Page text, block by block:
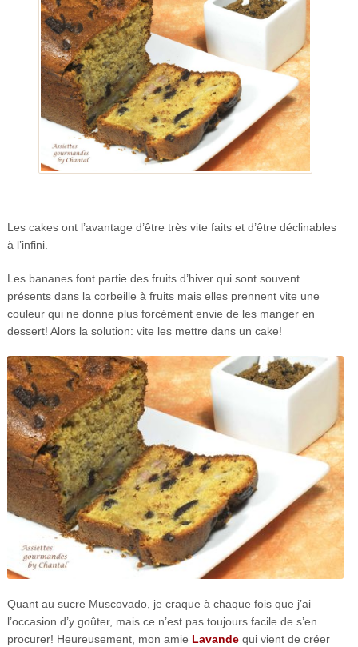
Les cakes ont l’avantage d’être très vite faits et d’être déclinables
à l’infini.
Les bananes font partie des fruits d’hiver qui sont souvent
présents dans la corbeille à fruits mais elles prennent vite une
couleur qui ne donne plus forcément envie de les manger en
dessert! Alors la solution: vite les mettre dans un cake!
Quant au sucre Muscovado, je craque à chaque fois que j’ai
l’occasion d’y goûter, mais ce n’est pas toujours facile de s’en
procurer! Heureusement, mon amie Lavandequi vient de créer